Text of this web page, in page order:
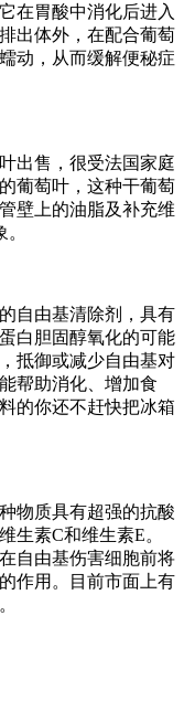
在胃酸中消化后进入
出体外，在配合葡萄
动，从而缓解便秘症
出售，很受法国家庭
葡萄叶，这种干葡萄
壁上的油脂及补充维
自由基清除剂，具有
白胆固醇氧化的可能
抵御或减少自由基对
帮助消化、增加食
的你还不赶快把冰箱
物质具有超强的抗酸
生素C和维生素E。
自由基伤害细胞前将
作用。目前市面上有